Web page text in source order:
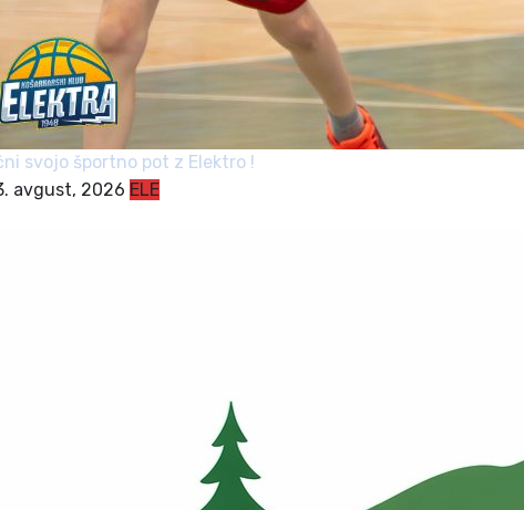
svojo športno pot z Elektro !
avgust, 2026 ELE